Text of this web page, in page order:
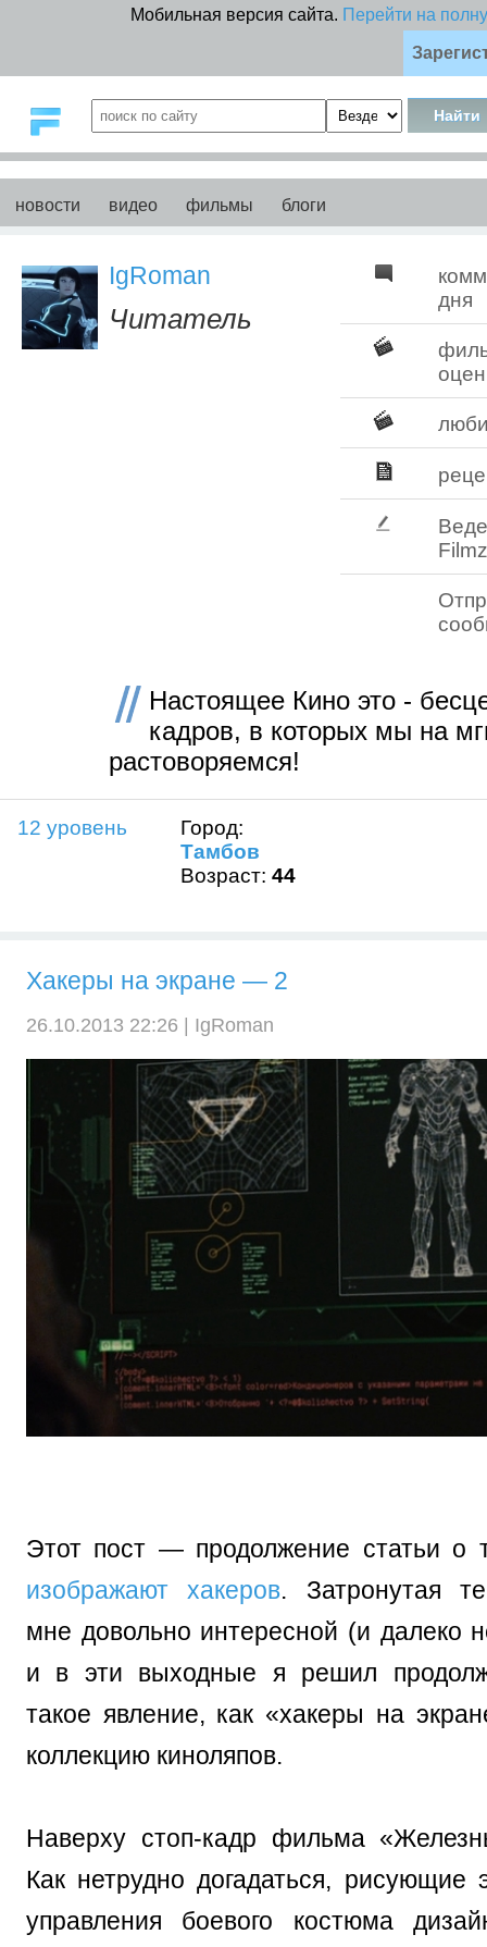
Мобильная версия сайта. Перейти на
новости видео фильмы блоги
дня
IgRoman
Читатель
Настоящее Кино это -
кадров, в которых мы на
растоворяемся!
12 уровень
Город:
Тамбов
Возраст: 44
Хакеры на экране — 2
26.10.2013 22:26 | IgRoman
Этот пост — продолжение статьи о
изображают хакеров. Затронутая
мне довольно интересной (и далеко
и в эти выходные я решил
такое явление, как «хакеры на
коллекцию киноляпов.
Наверху стоп-кадр фильма
Как нетрудно догадаться, рисующие
управления боевого костюма